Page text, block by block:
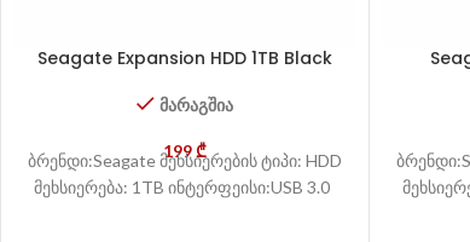
Seagate Expansion HDD 1TB Black
მარაგშია
199₾
ბრენდი:Seagate მეხსიერების ტიპი: HDD
მეხსიერება: 1TB ინტერფეისი:USB 3.0